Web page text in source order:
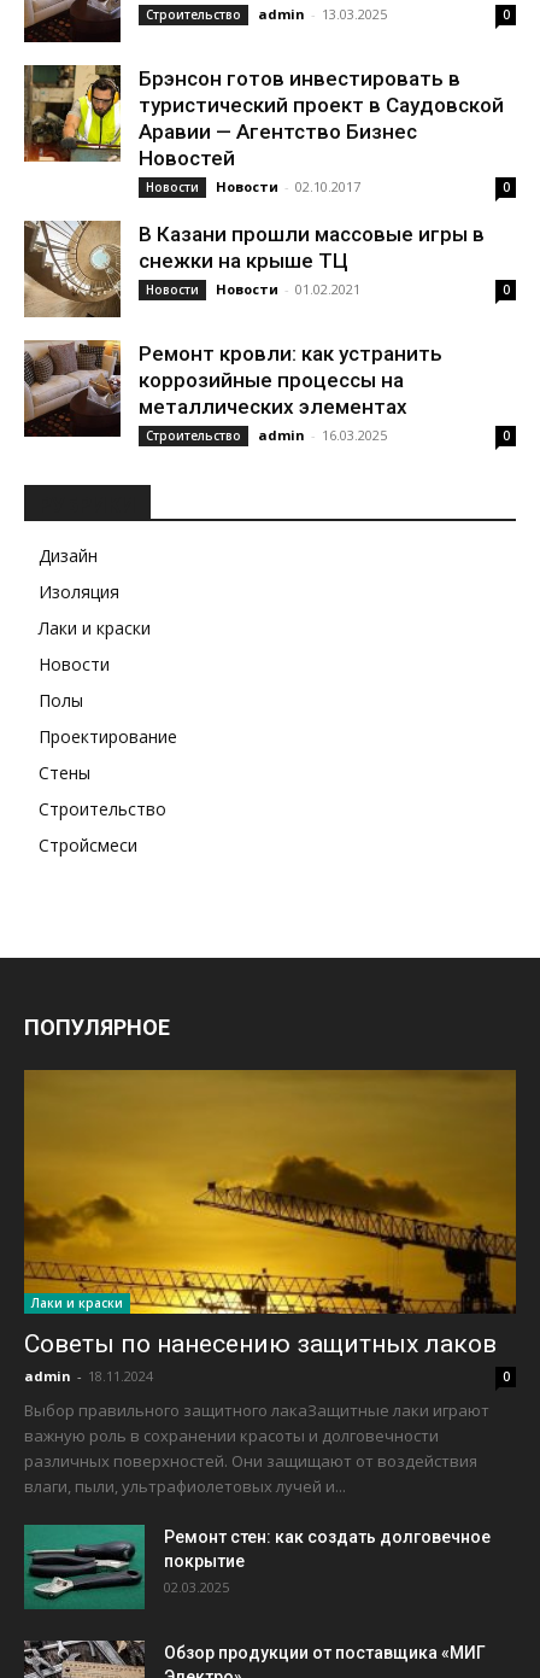
Строительство admin - 13.03.2025 0
Брэнсон готов инвестировать в
туристический проект в Саудовской
Аравии — Агентство Бизнес
Новостей
Новости Новости - 02.10.2017 0
В Казани прошли массовые игры в
снежки на крыше ТЦ
Новости Новости - 01.02.2021 0
Ремонт кровли: как устранить
коррозийные процессы на
металлических элементах
Строительство admin - 16.03.2025 0
Дизайн
Изоляция
Лаки и краски
Новости
Полы
Проектирование
Стены
Строительство
Стройсмеси
ПОПУЛЯРНОЕ
Лаки и краски
Советы по нанесению защитных лаков
admin - 18.11.2024 0
Выбор правильного защитного лакаЗащитные лаки играют
важную роль в сохранении красоты и долговечности
различных поверхностей. Они защищают от воздействия
влаги, пыли, ультрафиолетовых лучей и...
Ремонт стен: как создать долговечное
покрытие
02.03.2025
Обзор продукции от поставщика «МИГ